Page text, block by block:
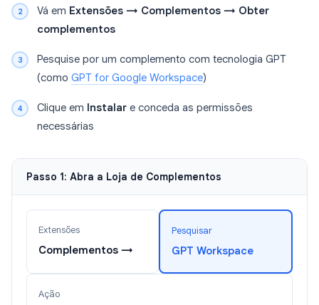
Vá em Extensões → Complementos → Obter
complementos
Pesquise por um complemento com tecnologia GPT
(como GPT for Google Workspace)
Clique em Instalar e conceda as permissões
necessárias
Passo 1: Abra a Loja de Complementos
Extensões
Complementos →
Pesquisar
GPT Workspace
Ação